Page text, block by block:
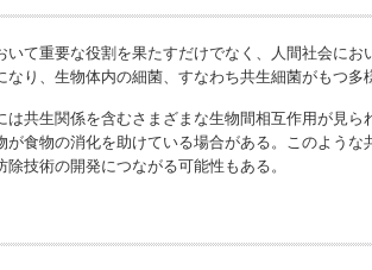
て重要な役割を果たすだけでなく、人間社会にお
り、生物体内の細菌、すなわち共生細菌がもつ多
共生関係を含むさまざまな生物間相互作用が見
食物の消化を助けている場合がある。このよう
技術の開発につながる可能性もある。